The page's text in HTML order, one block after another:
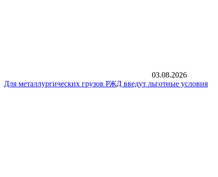
03.08.2026
Для металлургических грузов РЖД введут льготные условия